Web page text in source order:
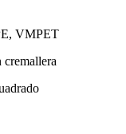
VMPET
cremallera